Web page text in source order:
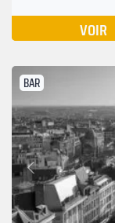
VOIR
BAR
Précédent